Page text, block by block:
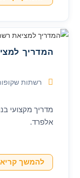
המדריך
קטגוריה:
רשתות
מדריך מקצועי
אלפרד.
להמשך